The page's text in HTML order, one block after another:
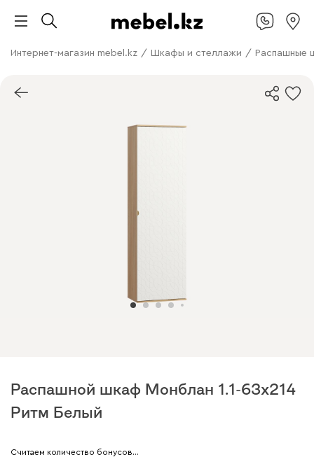
Интернет-магазин mebel.kz / Шкафы и стеллажи / Распашные
Распашной шкаф Монблан 1.1-63x214
Ритм Белый
Считаем количество бонусов…